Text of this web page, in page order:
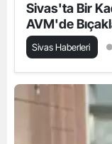
Sivas'ta Bir
AVM'de
Sivas Haberleri